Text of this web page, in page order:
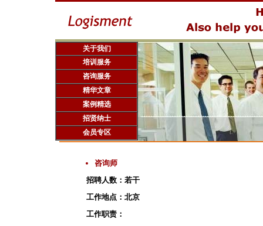
关于我们
培训服务
咨询服务
精华文章
案例精选
招贤纳士
会员专区
咨询师
招聘人数：若干
工作地点：北京
工作职责：